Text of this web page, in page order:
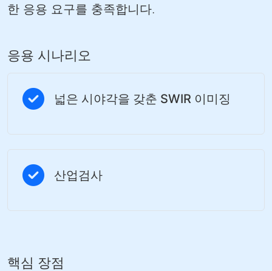
한 응용 요구를 충족합니다.
응용 시나리오
넓은 시야각을 갖춘 SWIR 이미징
산업검사
핵심 장점